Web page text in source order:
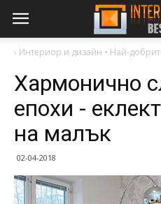
› Интериор и дизайн • Най-
Хармонично
епохи -
на малък
02-04-2018